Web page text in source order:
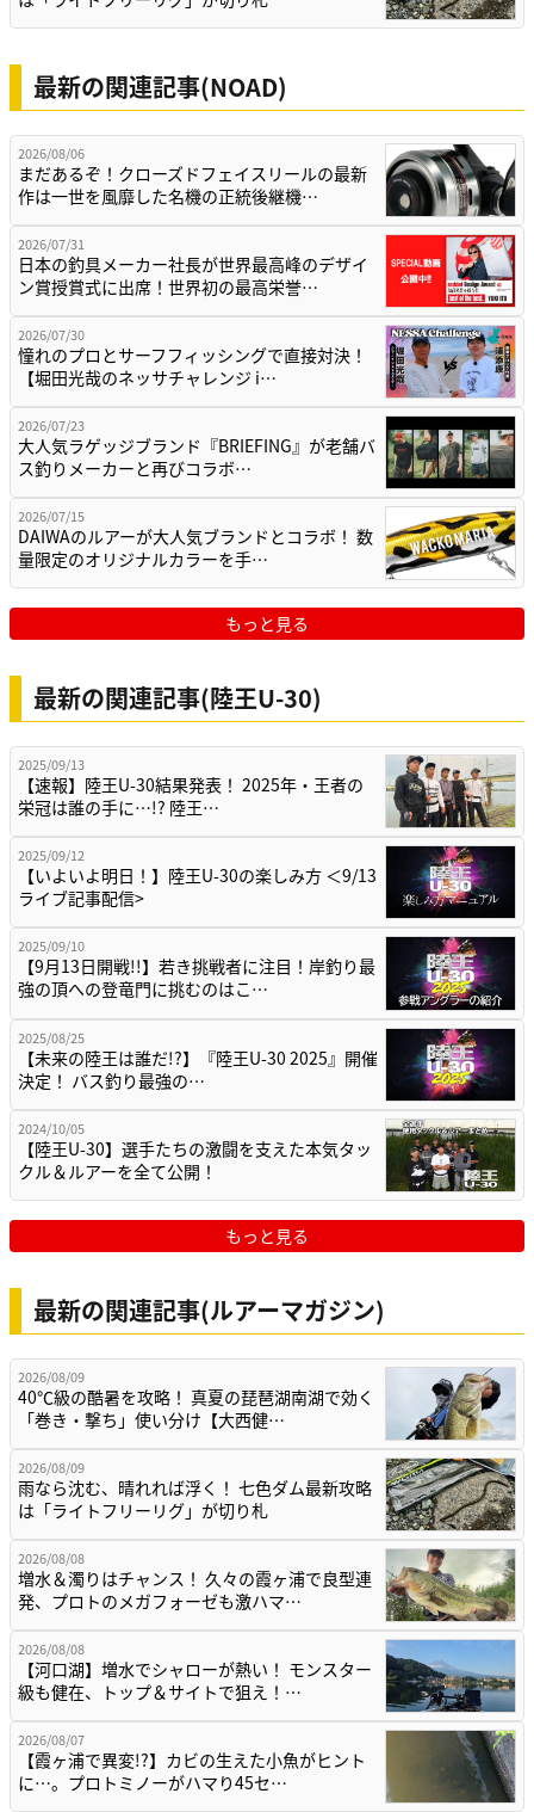
最新の関連記事(NOAD)
2026/08/06
まだあるぞ！クローズドフェイスリールの最新
作は一世を風靡した名機の正統後継機…
2026/07/31
日本の釣具メーカー社長が世界最高峰のデザイ
ン賞授賞式に出席！世界初の最高栄誉…
2026/07/30
憧れのプロとサーフフィッシングで直接対決！
【堀田光哉のネッサチャレンジ i…
2026/07/23
大人気ラゲッジブランド『BRIEFING』が老舗バ
ス釣りメーカーと再びコラボ…
2026/07/15
DAIWAのルアーが大人気ブランドとコラボ！ 数
量限定のオリジナルカラーを手…
もっと見る
最新の関連記事(陸王U-30)
2025/09/13
【速報】陸王U-30結果発表！ 2025年・王者の
栄冠は誰の手に…!? 陸王…
2025/09/12
【いよいよ明日！】陸王U-30の楽しみ方 ＜9/13
ライブ記事配信>
2025/09/10
【9月13日開戦!!】若き挑戦者に注目！岸釣り最
強の頂への登竜門に挑むのはこ…
2025/08/25
【未来の陸王は誰だ!?】『陸王U-30 2025』開催
決定！ バス釣り最強の…
2024/10/05
【陸王U-30】選手たちの激闘を支えた本気タッ
クル＆ルアーを全て公開！
もっと見る
最新の関連記事(ルアーマガジン)
2026/08/09
40℃級の酷暑を攻略！ 真夏の琵琶湖南湖で効く
「巻き・撃ち」使い分け【大西健…
2026/08/09
雨なら沈む、晴れれば浮く！ 七色ダム最新攻略
は「ライトフリーリグ」が切り札
2026/08/08
増水＆濁りはチャンス！ 久々の霞ヶ浦で良型連
発、プロトのメガフォーゼも激ハマ…
2026/08/08
【河口湖】増水でシャローが熱い！ モンスター
級も健在、トップ＆サイトで狙え！…
2026/08/07
【霞ヶ浦で異変!?】カビの生えた小魚がヒント
に…。プロトミノーがハマり45セ…